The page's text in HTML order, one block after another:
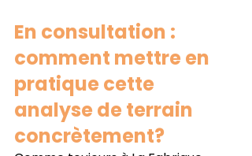
En consultation :
comment mettre en
pratique cette
analyse de terrain
concrètement?